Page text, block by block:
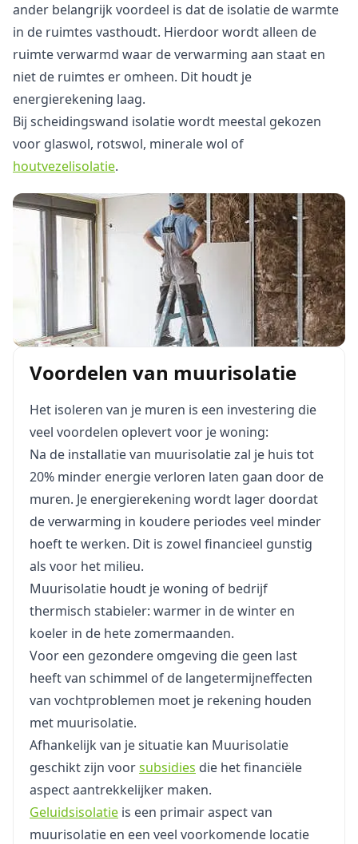
ander belangrijk voordeel is dat de isolatie de warmte
in de ruimtes vasthoudt. Hierdoor wordt alleen de
ruimte verwarmd waar de verwarming aan staat en
niet de ruimtes er omheen. Dit houdt je
energierekening laag.
Bij scheidingswand isolatie wordt meestal gekozen
voor glaswol, rotswol, minerale wol of
houtvezelisolatie.
Voordelen van muurisolatie
Het isoleren van je muren is een investering die
veel voordelen oplevert voor je woning:
Na de installatie van muurisolatie zal je huis tot
20% minder energie verloren laten gaan door de
muren. Je energierekening wordt lager doordat
de verwarming in koudere periodes veel minder
hoeft te werken. Dit is zowel financieel gunstig
als voor het milieu.
Muurisolatie houdt je woning of bedrijf
thermisch stabieler: warmer in de winter en
koeler in de hete zomermaanden.
Voor een gezondere omgeving die geen last
heeft van schimmel of de langetermijneffecten
van vochtproblemen moet je rekening houden
met muurisolatie.
Afhankelijk van je situatie kan Muurisolatie
geschikt zijn voorsubsidies die het financiële
aspect aantrekkelijker maken.
Geluidsisolatie is een primair aspect van
muurisolatie en een veel voorkomende locatie